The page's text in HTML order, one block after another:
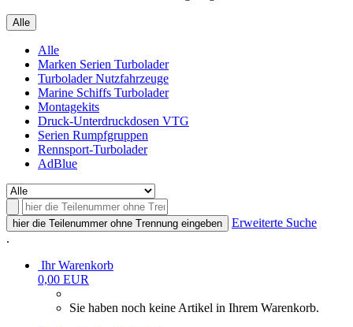
Alle
Alle
Marken Serien Turbolader
Turbolader Nutzfahrzeuge
Marine Schiffs Turbolader
Montagekits
Druck-Unterdruckdosen VTG
Serien Rumpfgruppen
Rennsport-Turbolader
AdBlue
hier die Teilenummer ohne Trennung eingeben
Erweiterte Suche
.
Ihr Warenkorb
0,00 EUR
Sie haben noch keine Artikel in Ihrem Warenkorb.